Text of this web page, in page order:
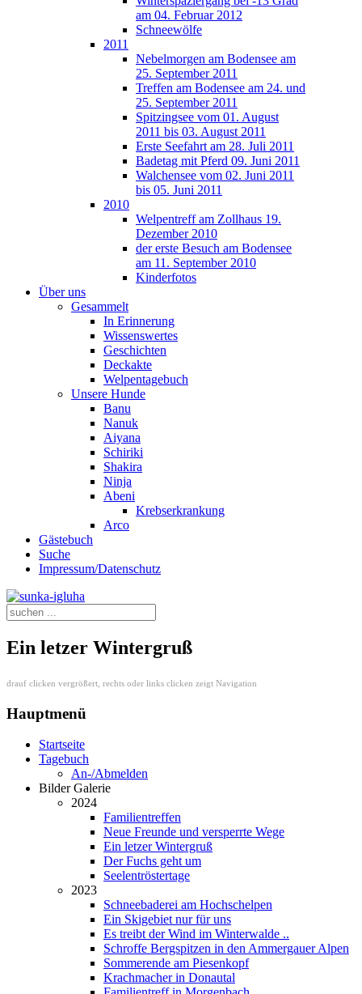
am 04. Februar 2012
Schneewölfe
2011
Nebelmorgen am Bodensee am
25. September 2011
Treffen am Bodensee am 24. und
25. September 2011
Spitzingsee vom 01. August
2011 bis 03. August 2011
Erste Seefahrt am 28. Juli 2011
Badetag mit Pferd 09. Juni 2011
Walchensee vom 02. Juni 2011
bis 05. Juni 2011
2010
Welpentreff am Zollhaus 19.
Dezember 2010
der erste Besuch am Bodensee
am 11. September 2010
Kinderfotos
Über uns
Gesammelt
In Erinnerung
Wissenswertes
Geschichten
Deckakte
Welpentagebuch
Unsere Hunde
Banu
Nanuk
Aiyana
Schiriki
Shakira
Ninja
Abeni
Krebserkrankung
Arco
Gästebuch
Suche
Impressum/Datenschutz
Ein letzer Wintergruß
drauf clicken vergrößert, rechts oder links clicken zeigt Navigation
Hauptmenü
Startseite
Tagebuch
An-/Abmelden
Bilder Galerie
2024
Familientreffen
Neue Freunde und versperrte Wege
Ein letzer Wintergruß
Der Fuchs geht um
Seelentröstertage
2023
Schneebaderei am Hochschelpen
Ein Skigebiet nur für uns
Es treibt der Wind im Winterwalde ..
Schroffe Bergspitzen in den Ammergauer Alpen
Sommerende am Piesenkopf
Krachmacher in Donautal